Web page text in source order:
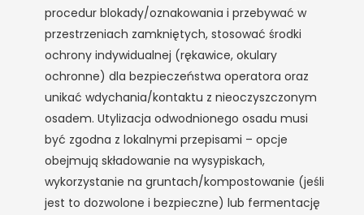
procedur blokady/oznakowania i przebywać w
przestrzeniach zamkniętych, stosować środki
ochrony indywidualnej (rękawice, okulary
ochronne) dla bezpieczeństwa operatora oraz
unikać wdychania/kontaktu z nieoczyszczonym
osadem. Utylizacja odwodnionego osadu musi
być zgodna z lokalnymi przepisami – opcje
obejmują składowanie na wysypiskach,
wykorzystanie na gruntach/kompostowanie (jeśli
jest to dozwolone i bezpieczne) lub fermentację